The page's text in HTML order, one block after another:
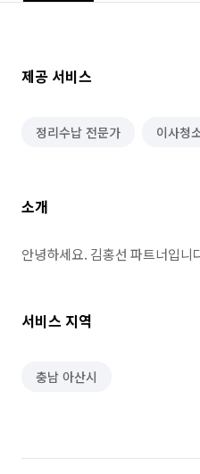
제공 서비스
정리수납 전문가 이사청
소개
안녕하세요. 김홍선 파트너입니
서비스 지역
충남 아산시